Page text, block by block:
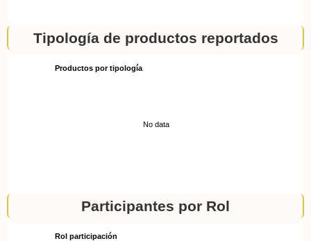
Tipología de productos reportados
Productos por tipología
No data
Participantes por Rol
Rol participación